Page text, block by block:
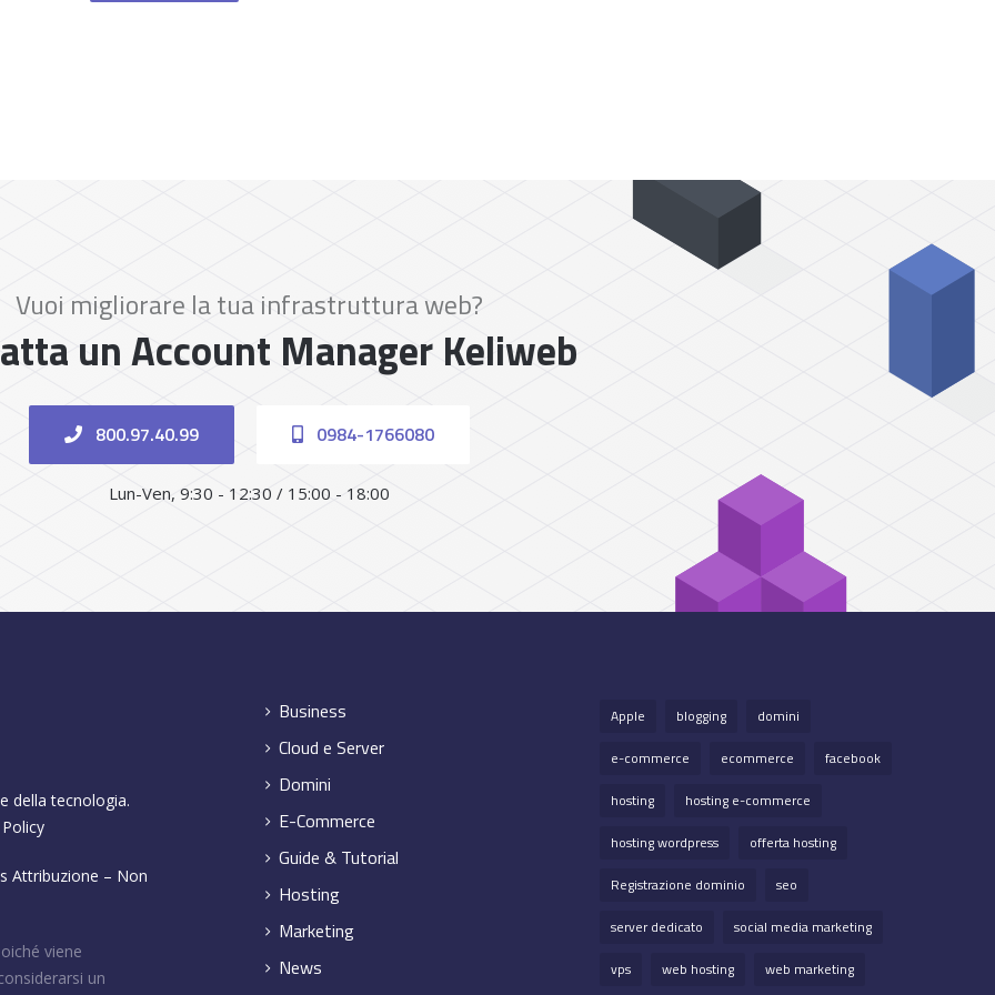
Vuoi migliorare la tua infrastruttura web?
un Account Manager Keliweb
800.97.40.99 0984-1766080
Lun-Ven, 9:30 - 12:30 / 15:00 - 18:00
della tecnologia.
Attribuzione – Non
viene
un
Business
Cloud e Server
Domini
E-Commerce
Guide & Tutorial
Hosting
Marketing
News
Apple blogging
domini
e-commerce
ecommerce
facebook
hosting
hosting e-commerce
hosting wordpress
offerta hosting
Registrazione dominio
seo
server dedicato
social media marketing
vps
web hosting web marketing